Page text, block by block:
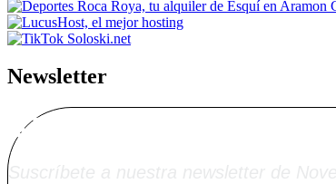
Newsletter
Alta Boletín
Suscríbete a nuestra newsletter de